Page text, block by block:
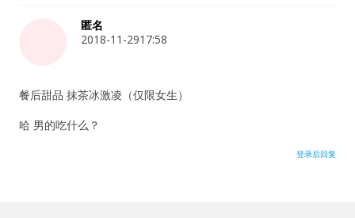
探店报告
匿名
2018-11-2917:58
餐后甜品 抹茶冰激凌（仅限女生）
哈 男的吃什么？
登录后回复